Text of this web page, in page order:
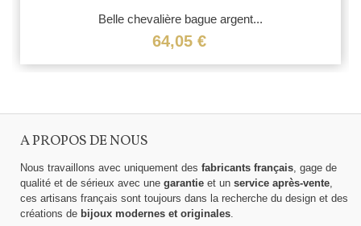
Belle chevalière bague argent...
64,05 €
A PROPOS DE NOUS
Nous travaillons avec uniquement des fabricants français , gage de
qualité et de sérieux avec une garantie et un service après-vente
ces artisans français sont toujours dans la recherche du design et des
créations de bijoux modernes et originales